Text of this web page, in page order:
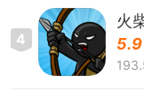
4
火
5.9